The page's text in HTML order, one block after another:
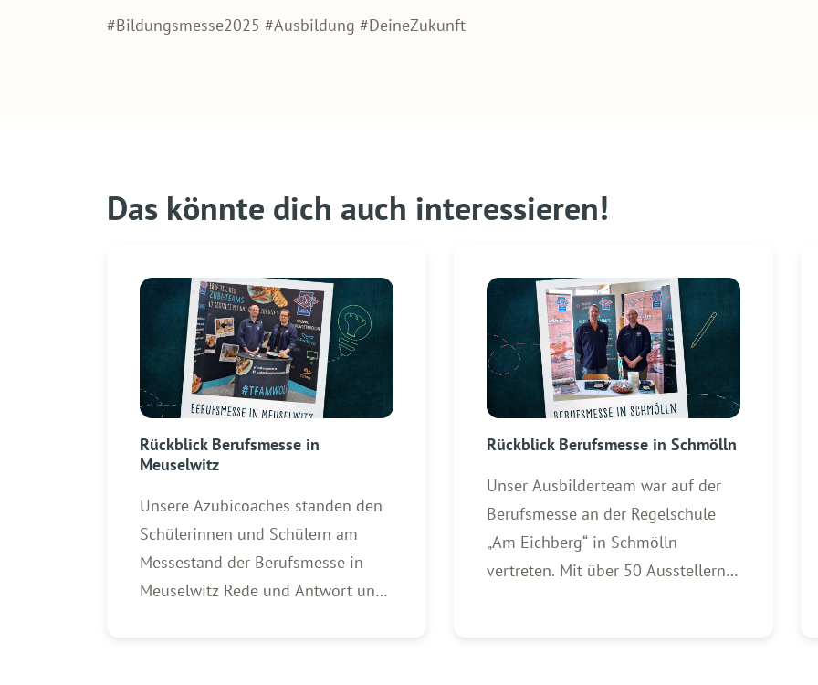
#Bildungsmesse2025 #Ausbildung #DeineZukunft
Das könnte dich auch interessieren!
Rückblick Berufsmesse in
Meuselwitz
Unsere Azubicoaches standen den
Schülerinnen und Schülern am
Messestand der Berufsmesse in
Meuselwitz Rede und Antwort und
Rückblick Berufsmesse in Schmölln
Unser Ausbilderteam war auf der
Berufsmesse an der Regelschule
„Am Eichberg“ in Schmölln
vertreten. Mit über 50 Ausstellern